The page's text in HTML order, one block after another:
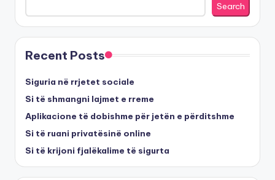
Search
Recent Posts
Siguria në rrjetet sociale
Si të shmangni lajmet e rreme
Aplikacione të dobishme për jetën e përditshme
Si të ruani privatësinë online
Si të krijoni fjalëkalime të sigurta